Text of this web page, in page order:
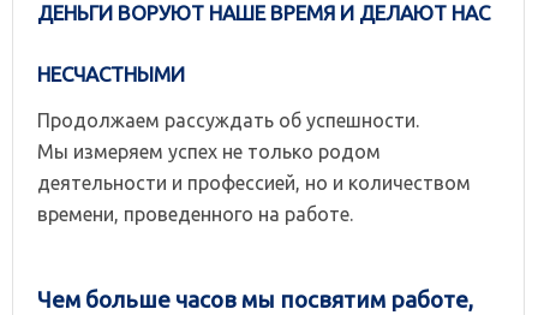
ДЕНЬГИ ВОРУЮТ НАШЕ ВРЕМЯ И ДЕЛАЮТ НАС
НЕСЧАСТНЫМИ
Продолжаем рассуждать об успешности.
Мы измеряем успех не только родом
деятельности и профессией, но и количеством
времени, проведенного на работе.
Чем больше часов мы посвятим работе,